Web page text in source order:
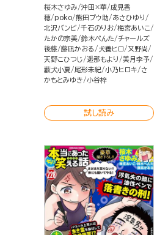
桜木さゆみ 沖田×華
成見香
穂
poko 熊田プウ助
あさひゆり
北沢バンビ
千石のりお 梅宮あいこ
たかの宗美 鈴木ぺんた
チャールズ
後藤 藤凪かおる 犬養ヒロ
又野尚
天野こひつじ
遥那もより
美月李予
藪犬小夏
尾形未紀 小乃ヒロキ
さ
かもとみゆき
小谷梓
試し読み